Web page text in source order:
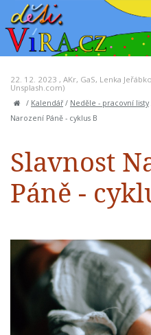
22. 12. 2023 , AKr, GaS, Lenka
Unsplash.com)
/ Kalendář / Neděle - pracovní listy
Narození Páně - cyklus B
Slavnost
Páně -